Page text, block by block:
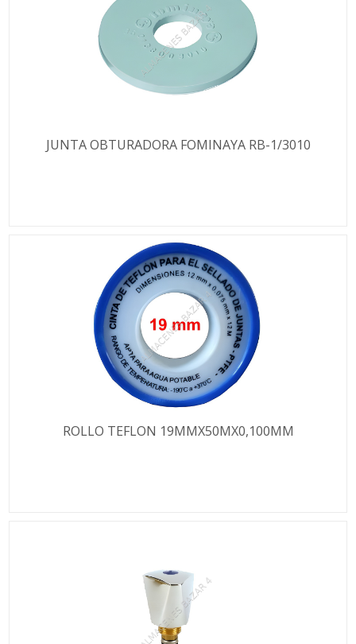
JUNTA OBTURADORA FOMINAYA RB-1/3010
ROLLO TEFLON 19MMX50MX0,100MM